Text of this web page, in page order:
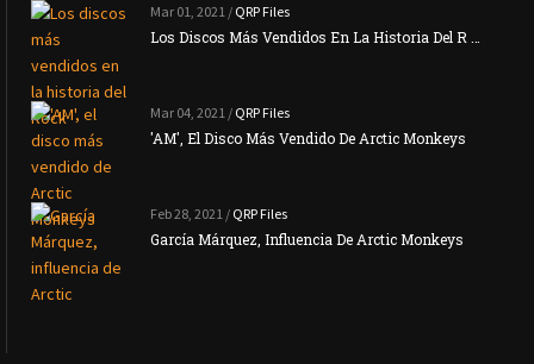
Mar 01, 2021 / QRP Files
Los Discos Más Vendidos En La Historia Del R …
Mar 04, 2021 / QRP Files
'AM', El Disco Más Vendido De Arctic Monkeys
Feb 28, 2021 / QRP Files
García Márquez, Influencia De Arctic Monkeys